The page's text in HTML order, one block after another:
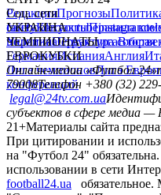
РедакцияПрогнозы
сайтуКонтактыПравила
политикаСтруктура
Соц. сети
facebookxyoutubeinstagram
УКРАИНА
УкраинаПервая лигаВторая
ЧЕМПИОНАТЫ
ГерманияИспанияАнглия
ЕВРОКУБКИ
Лига чемпионовЛига
конференций
Онлайн-медиа «Футбол 24»
79008Телефон +380 (32)
legal@24tv.com.ua
субъектов в сфере медиа —
21+Материалы сайта
При цитировании и
на "Футбол 24"
использовании в сети
football24.ua